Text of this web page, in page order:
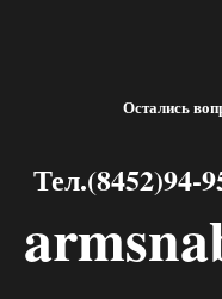
Остались
Тел.(8452)94-